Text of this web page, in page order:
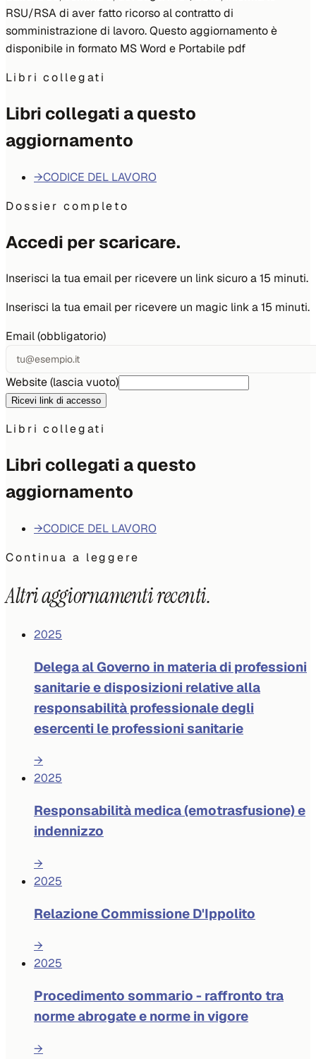
RSU/RSA di aver fatto ricorso al contratto di
somministrazione di lavoro. Questo aggiornamento è
disponibile in formato MS Word e Portabile pdf
Libri collegati
Libri collegati a questo
aggiornamento
→CODICE DEL LAVORO
Dossier completo
Accedi per scaricare.
Inserisci la tua email per ricevere un link sicuro a 15 minuti.
Inserisci la tua email per ricevere un magic link a 15 minuti.
Email (obbligatorio)
Website (lascia vuoto)
Ricevi link di accesso
Libri collegati
Libri collegati a questo
aggiornamento
→CODICE DEL LAVORO
Continua a leggere
Altri aggiornamenti recenti.
2025
Delega al Governo in materia di professioni
sanitarie e disposizioni relative alla
responsabilità professionale degli
esercenti le professioni sanitarie
→
2025
Responsabilità medica (emotrasfusione) e
indennizzo
→
2025
Relazione Commissione D'Ippolito
→
2025
Procedimento sommario - raffronto tra
norme abrogate e norme in vigore
→